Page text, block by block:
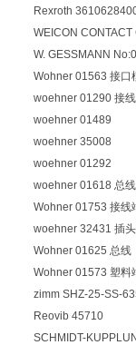
Rexroth
WEICON
W. GESSMANN
Wohner 01563 接口
woehner 01290 接
woehner 01489
woehner 35008
woehner 01292
woehner 01618 总线
Wohner 01753 接线
woehner 32431 插头
Wohner 01625 总线
Wohner 01573 塑料
zimm SHZ-25-SS-
Reovib 45710
SCHMIDT-